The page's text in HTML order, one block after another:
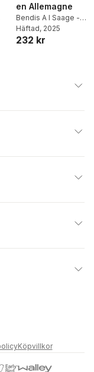
en Allemagne
Bendis A I Saage -
Français
Häftad, 2025
232 kr
Köpvillkor